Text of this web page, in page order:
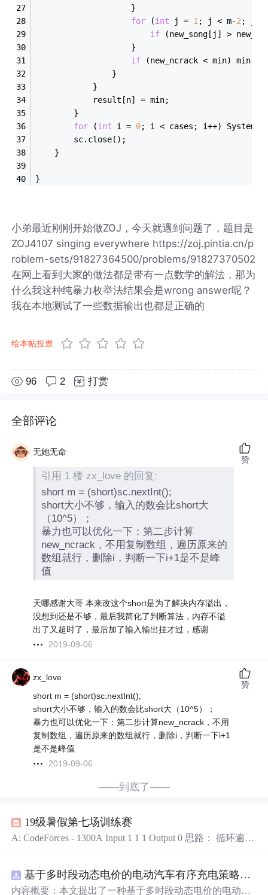
					}
for (int j = 1 ; j < m-2 ;
if (new_song[j] >
					}
if (new_ncrack < min) min =
				}
			}
			result[n] = min;
		}
for (int i = 0; i < cases; i++)
		sc.close();
	}
}
小弟最近刚刚开始做ZOJ，今天就遇到问题了，题目是
ZOJ4107 singing everywhere https://zoj.pintia.cn/p
roblem-sets/91827364500/problems/91827370502
在网上看到大家的做法都是带有一点数学的解法，那为
什么我这种纯暴力枚举法结果会是wrong answer呢？
我在本地测试了一些数据输出也都是正确的
给本帖投票
96 2 打赏
全部评论
无她无命
引用 1 楼 zx_love 的回复:
short m = (short)sc.nextInt();
short大小不够，输入的数会比short大
（10^5）；
暴力也可以优化一下：第二步计算
new_ncrack，不用复制数组，遍历原来的
数组就行，删除i，判断一下i+1是不是峰
值
天哪感谢大哥 本来改这个short是为了解决内存溢出，
没想到还是不够，最后我简化了判断算法，内存不溢
出了又超时了，最后加了输入输出挂才过，感谢
2019-09-06
赞
zx_love
short m = (short)sc.nextInt();
short大小不够，输入的数会比short大（10^5）；
暴力也可以优化一下：第二步计算new_ncrack，不用
复制数组，遍历原来的数组就行，删除i，判断一下i+1
是不是峰值
2019-09-06
赞
——到底了——
19级暑假第七场训练赛
A: CodeForces - 1300A Input 1 1 1 Output 0 思路： 循环遍历
+.h> using namespace std; typedef long long ll; int n; void sol...
基于多时段动态电价的电动汽车有序充电策略优化（Matlab代码实现）
内容概要：本文提出了一种基于多时段动态电价的电动汽